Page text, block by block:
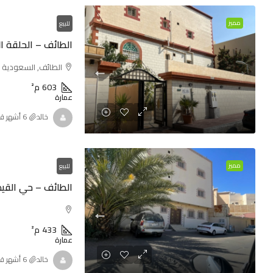
مميز للبيع
الطائف – الحلقة
الطائف, السعودية
603م²
عمارة
خالد
مميز للبيع
الطائف – حي
433 م²
عمارة
خالد